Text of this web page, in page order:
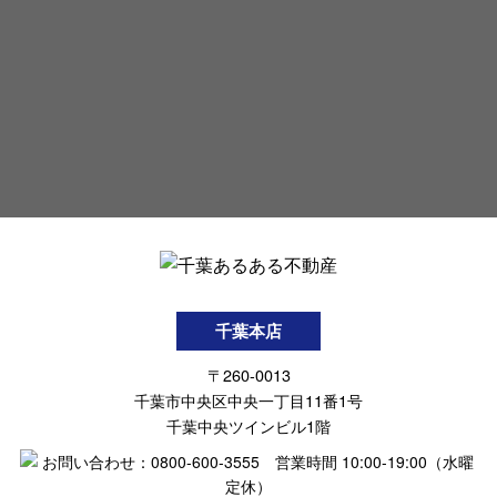
千葉本店
〒260-0013
千葉市中央区中央一丁目11番1号
千葉中央ツインビル1階